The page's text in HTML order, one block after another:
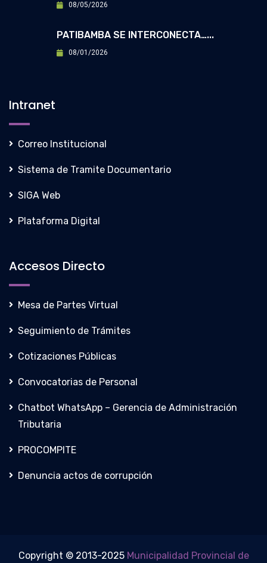
08/05/2026
PATIBAMBA SE INTERCONECTA…...
08/01/2026
Intranet
Correo Institucional
Sistema de Tramite Documentario
SIGA Web
Plataforma Digital
Accesos Directo
Mesa de Partes Virtual
Seguimiento de Trámites
Cotizaciones Públicas
Convocatorias de Personal
Chatbot WhatsApp – Gerencia de Administración
Tributaria
PROCOMPITE
Denuncia actos de corrupción
Copyright © 2013-2025 Municipalidad Provincial de